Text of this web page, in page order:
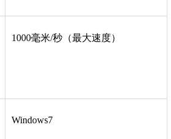
1000毫米/秒（最大速度）
Windows7